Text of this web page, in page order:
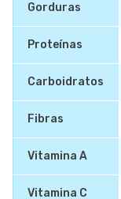
Gorduras
Proteínas
Carboidratos
Fibras
Vitamina A
Vitamina C